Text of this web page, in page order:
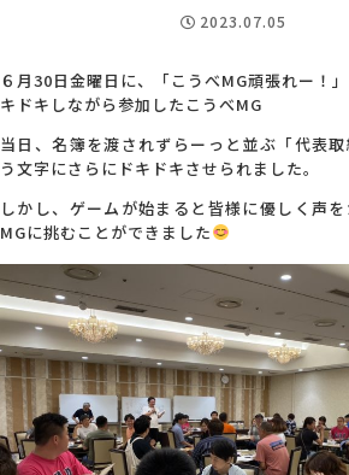
MG研修
スタッフ紹介
最新ブログ
会社概要
アクセス
採用情報
2023.07.05
６月30日金曜日に、「こうべMG頑張れー！
キドキしながら参加したこうべMG
当日、名簿を渡されずらーっと並ぶ「代表
う文字にさらにドキドキさせられました。
しかし、ゲームが始まると皆様に優しく声を
MGに挑むことができました